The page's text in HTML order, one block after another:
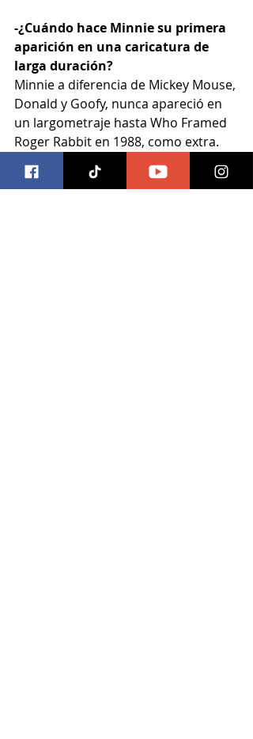
-¿Cuándo hace Minnie su primera
aparición en una caricatura de
larga duración?
Minnie a diferencia de Mickey Mouse,
Donald y Goofy, nunca apareció en
un largometraje hasta Who Framed
Roger Rabbit en 1988, como extra.
#minniemouse
#datoscuriosos
#mickeymouse
#disney